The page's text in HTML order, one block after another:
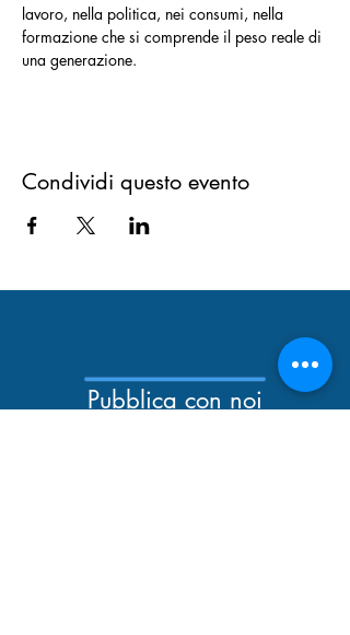
lavoro, nella politica, nei consumi, nella
formazione che si comprende il peso reale di
una generazione.
Condividi questo evento
Pubblica con noi